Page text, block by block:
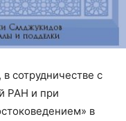
сотрудничестве с
РАН и при
в